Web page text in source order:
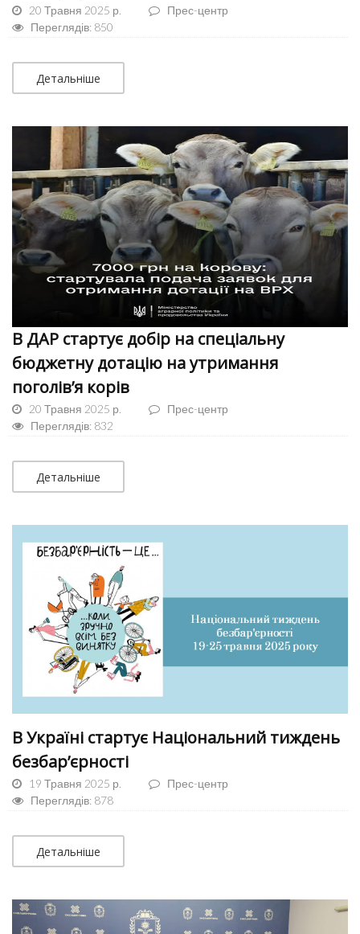
20 Травня 2025 р.
Прес-центр
Переглядів: 850
Детальніше
В ДАР стартує добір на спеціальну
бюджетну дотацію на утримання
поголів’я корів
20 Травня 2025 р.
Прес-центр
Переглядів: 832
Детальніше
В Україні стартує Національний тиждень
безбар’єрності
19 Травня 2025 р.
Прес-центр
Переглядів: 878
Детальніше